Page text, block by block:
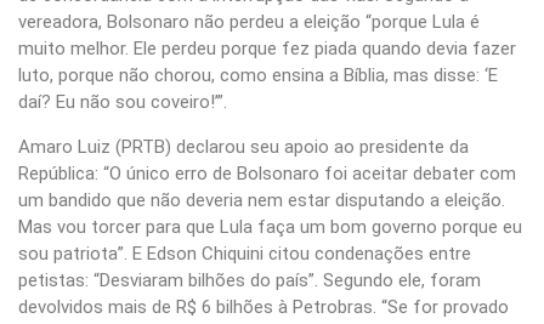
vereadora, Bolsonaro não perdeu a eleição “porque Lula é
muito melhor. Ele perdeu porque fez piada quando devia fazer
luto, porque não chorou, como ensina a Bíblia, mas disse: ‘E
daí? Eu não sou coveiro!’”.
Amaro Luiz (PRTB) declarou seu apoio ao presidente da
República: “O único erro de Bolsonaro foi aceitar debater com
um bandido que não deveria nem estar disputando a eleição.
Mas vou torcer para que Lula faça um bom governo porque eu
sou patriota”. E Edson Chiquini citou condenações entre
petistas: “Desviaram bilhões do país”. Segundo ele, foram
devolvidos mais de R$ 6 bilhões à Petrobras. “Se for provado